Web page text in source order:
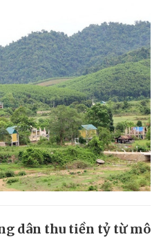
dân thu tiền tỷ từ mô